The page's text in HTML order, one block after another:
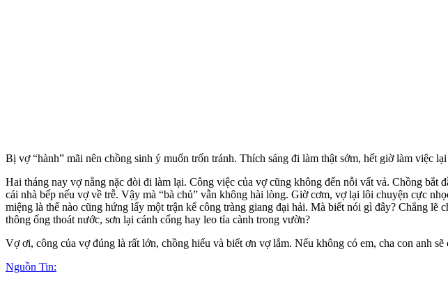
Bị vợ “hành” mãi nên chồng sinh ý muốn trốn tránh. Thích sáng đi làm thật sớm, hết giờ làm việc
Hai tháng nay vợ nằng nặc đòi đi làm lại. Công việc của vợ cũng không đến nỗi vất vả. Chồng
cái nhà bếp nếu vợ về trễ. Vậy mà “bà chủ” vẫn không hài lòng. Giờ cơm, vợ lại lôi chuyện cực
miệng là thế nào cũng hứng lấy một trận kể công tràng giang đại hải. Mà biết nói gì đây? Chẳng
thông ống thoát nước, sơn lại cánh cổng hay leo tỉa cành trong vườn?
Vợ ơi, công của vợ đúng là rất lớn, chồng hiểu và biết ơn vợ lắm. Nếu không có em, cha con anh
Nguồn Tin: